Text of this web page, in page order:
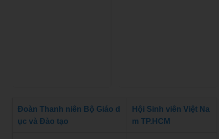
Đoàn Thanh niên Bộ Giáo d
ục và Đào tạo
Hội Sinh viên Việt Na
m TP.HCM